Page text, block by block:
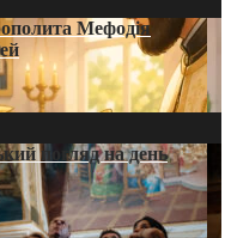
Мефодія
погляд на день